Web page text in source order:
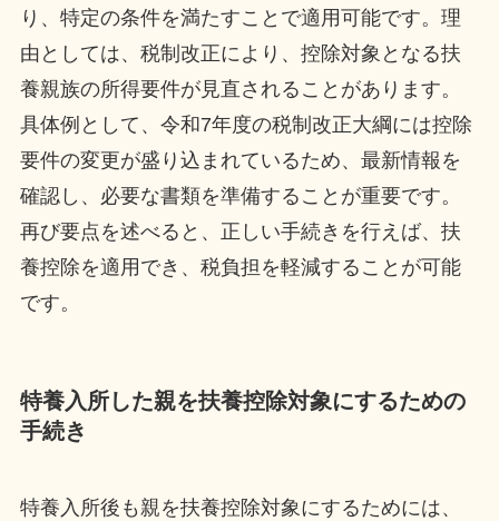
り、特定の条件を満たすことで適用可能です。理
由としては、税制改正により、控除対象となる扶
養親族の所得要件が見直されることがあります。
具体例として、令和7年度の税制改正大綱には控除
要件の変更が盛り込まれているため、最新情報を
確認し、必要な書類を準備することが重要です。
再び要点を述べると、正しい手続きを行えば、扶
養控除を適用でき、税負担を軽減することが可能
です。
特養入所した親を扶養控除対象にするための
手続き
特養入所後も親を扶養控除対象にするためには、